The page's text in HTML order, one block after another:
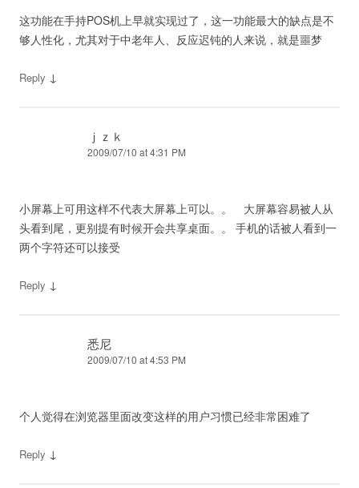
这功能在手持POS机上早就实现过了，这一功能最大的缺点是不
够人性化，尤其对于中老年人、反应迟钝的人来说，就是噩梦
Reply ↓
ｊｚｋ
2009/07/10 at 4:31 PM
小屏幕上可用这样不代表大屏幕上可以。。 大屏幕容易被人从
头看到尾，更别提有时候开会共享桌面。。 手机的话被人看到一
两个字符还可以接受
Reply ↓
悉尼
2009/07/10 at 4:53 PM
个人觉得在浏览器里面改变这样的用户习惯已经非常困难了
Reply ↓